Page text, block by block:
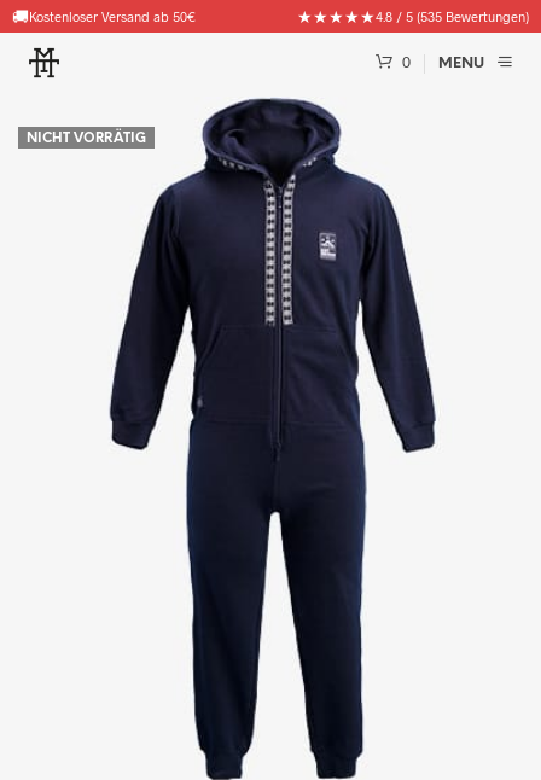
🚚Kostenloser Versand ab 50€ ★★★★★4.8 / 5 (535 Bewertungen)
0 MENU
NICHT VORRÄTIG